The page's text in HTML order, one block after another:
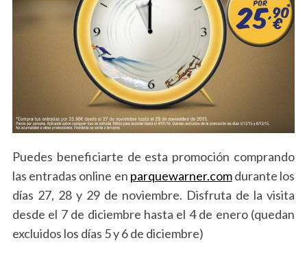
Puedes beneficiarte de esta promoción comprando
las entradas online en parquewarner.comdurante los
días 27, 28 y 29 de noviembre. Disfruta de la visita
desde el 7 de diciembre hasta el 4 de enero (quedan
excluidos los días 5 y 6 de diciembre)